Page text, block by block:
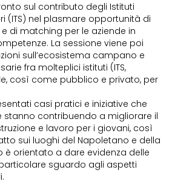
sul contributo degli Istituti
(ITS) nel plasmare opportunità di
di matching per le aziende in
La sessione viene poi
sull’ecosistema campano e
fra molteplici istituti (ITS,
così come pubblico e privato, per
casi pratici e iniziative che
stanno contribuendo a migliorare il
e lavoro per i giovani, così
sui luoghi del Napoletano e della
è orientato a dare evidenza delle
sguardo agli aspetti